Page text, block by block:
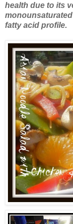
health due to its
fatty acid profile.